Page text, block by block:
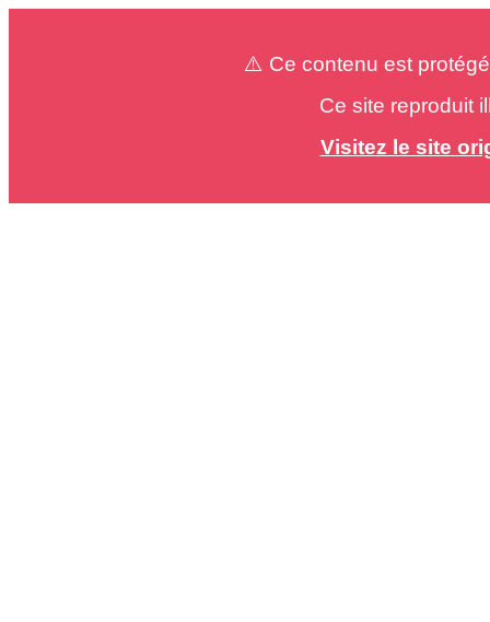
⚠️ Ce contenu est
Ce site reproduit
Visitez le site